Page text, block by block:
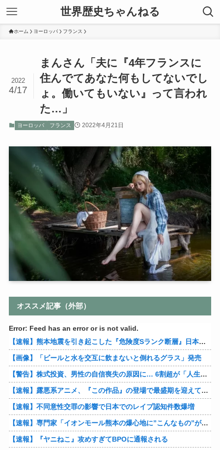
世界歴史ちゃんねる
ホーム ヨーロッパ フランス
まんさん「夫に『4年フランスに
住んでてあなた何もしてないでし
ょ。働いてもいない』って言われ
た…」
2022
4/17
ヨーロッパ フランス 2022年4月21日
オススメ記事（外部）
Error: Feed has an error or is not valid.
【速報】熊本地震を引き起こした『危険度Sランク断層』日本のド真ん中に10カ所もあると判明
【画像】「ビールと水を交互に飲まないと倒れるグラス」発売
【警告】株式投資、男性の自信喪失の原因に… 6割超が「人生の敗者」自認
【速報】露悪系アニメ、『この作品』の登場で最盛期を迎えてしまう…
【速報】不同意性交罪の影響で日本でのレイプ認知件数爆増
【速報】専門家「イオンモール熊本の爆心地に”こんなもの”があったんだけど…」
【速報】『ヤニねこ』攻めすぎてBPOに通報される